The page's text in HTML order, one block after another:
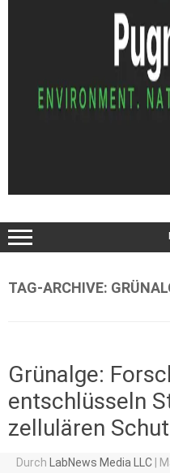
TAG-ARCHIVE:
Grünalge:
entschlüsseln
zellulären
Durch LabNews Media LLC